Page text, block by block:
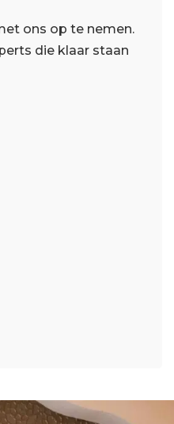
ons op te nemen.
die klaar staan